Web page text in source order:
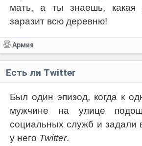
мать, а ты знаешь,
заразит всю деревню!
Армия
Есть ли Twitter
Был один эпизод, когда к
мужчине на улице
социальных служб и задали
у него Twitter.